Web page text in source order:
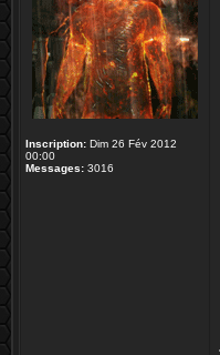
Inscription: Dim 26 Fév 2012
00:00
Messages: 3016